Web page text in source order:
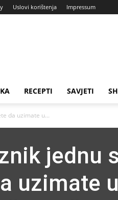
Uslovi korištenja Impressum
RECEPTI SAVJETI
da uzimate u...
jednu
uzimate